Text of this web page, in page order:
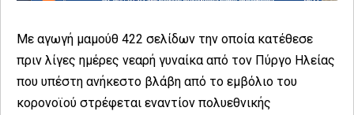
Με αγωγή μαμούθ 422 σελίδων την οποία κατέθεσε
πριν λίγες ημέρες νεαρή γυναίκα από τον Πύργο Ηλείας
που υπέστη ανήκεστο βλάβη από το εμβόλιο του
κορονοϊού στρέφεται εναντίον πολυεθνικής